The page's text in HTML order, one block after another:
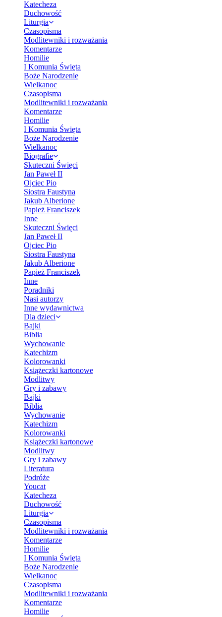
Katecheza
Duchowość
Liturgia
Czasopisma
Modlitewniki i rozważania
Komentarze
Homilie
I Komunia Święta
Boże Narodzenie
Wielkanoc
Czasopisma
Modlitewniki i rozważania
Komentarze
Homilie
I Komunia Święta
Boże Narodzenie
Wielkanoc
Biografie
Skuteczni Święci
Jan Paweł II
Ojciec Pio
Siostra Faustyna
Jakub Alberione
Papież Franciszek
Inne
Skuteczni Święci
Jan Paweł II
Ojciec Pio
Siostra Faustyna
Jakub Alberione
Papież Franciszek
Inne
Poradniki
Nasi autorzy
Inne wydawnictwa
Dla dzieci
Bajki
Biblia
Wychowanie
Katechizm
Kolorowanki
Książeczki kartonowe
Modlitwy
Gry i zabawy
Bajki
Biblia
Wychowanie
Katechizm
Kolorowanki
Książeczki kartonowe
Modlitwy
Gry i zabawy
Literatura
Podróże
Youcat
Katecheza
Duchowość
Liturgia
Czasopisma
Modlitewniki i rozważania
Komentarze
Homilie
I Komunia Święta
Boże Narodzenie
Wielkanoc
Czasopisma
Modlitewniki i rozważania
Komentarze
Homilie